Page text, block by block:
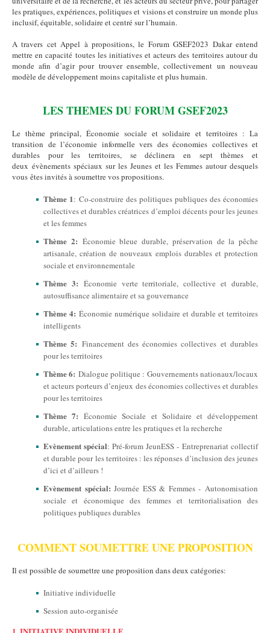
les pratiques, expériences, politiques et visions et construire un monde plus
inclusif, équitable, solidaire et centré sur l’humain.
A travers cet Appel à propositions, le Forum GSEF2023 Dakar entend
mettre en capacité toutes les initiatives et acteurs des territoires autour du
monde afin d’agir pour trouver ensemble, collectivement un nouveau
modèle de développement moins capitaliste et plus humain.
LES THEMES DU FORUM GSEF2023
Le thème principal, Économie sociale et solidaire et territoires : La
transition de l’économie informelle vers des économies collectives et
durables pour les territoires, se déclinera en sept thèmes et
deux évènements spéciaux sur les Jeunes et les Femmes autour desquels
vous êtes invités à soumettre vos propositions.
Thème 1: Co-construire des politiques publiques des économies
collectives et durables créatrices d’emploi décents pour les jeunes
et les femmes
Thème 2: Économie bleue durable, préservation de la pêche
artisanale, création de nouveaux emplois durables et protection
sociale et environnementale
Thème 3: Économie verte territoriale, collective et durable,
autosuffisance alimentaire et sa gouvernance
Thème 4: Économie numérique solidaire et durable et territoires
intelligents
Thème 5: Financement des économies collectives et durables
pour les territoires
Thème 6: Dialogue politique : Gouvernements nationaux/locaux
et acteurs porteurs d’enjeux des économies collectives et durables
pour les territoires
Thème 7: Économie Sociale et Solidaire et développement
durable, articulations entre les pratiques et la recherche
Evènement spécial: Pré-forum JeunESS - Entreprenariat collectif
et durable pour les territoires : les réponses d’inclusion des jeunes
d’ici et d’ailleurs !
Evènement spécial: Journée ESS & Femmes - Autonomisation
sociale et économique des femmes et territorialisation des
politiques publiques durables
COMMENT SOUMETTRE UNE PROPOSITION
Il est possible de soumettre une proposition dans deux catégories:
Initiative individuelle
Session auto-organisée